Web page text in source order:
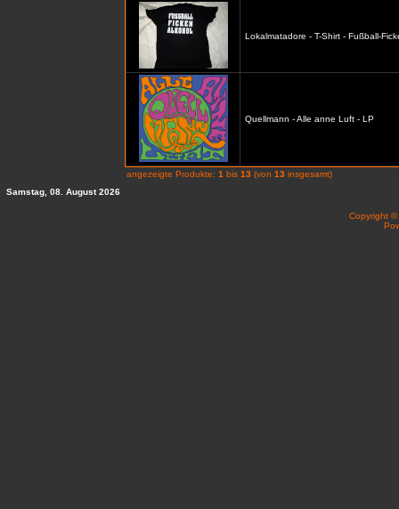
Lokalmatadore - T-Shirt - Fußball-
Quellmann - Alle anne Luft - LP
angezeigte Produkte: 1 bis 13 (von 13 insgesamt)
Samstag, 08. August 2026
Copyright